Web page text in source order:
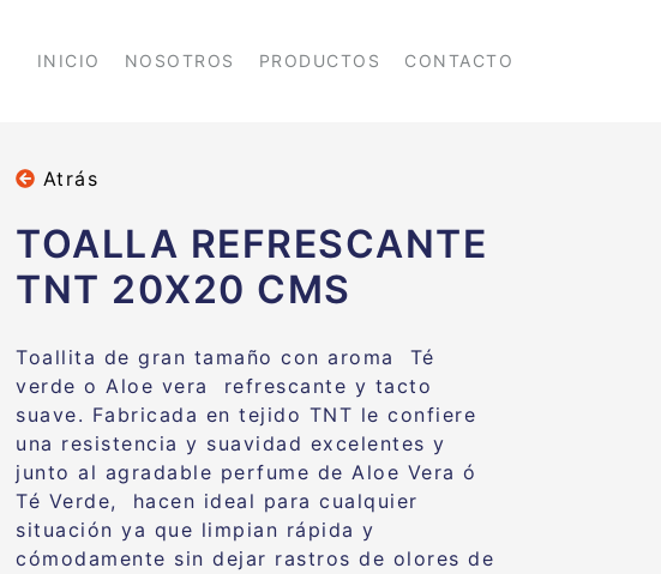
INICIO NOSOTROS PRODUCTOS CONTACTO
Atrás
TOALLA REFRESCANTE
TNT 20X20 CMS
Toallita de gran tamaño con aroma Té
verde o Aloe vera refrescante y tacto
suave. Fabricada en tejido TNT le confiere
una resistencia y suavidad excelentes y
junto al agradable perfume de Aloe Vera ó
Té Verde, hacen ideal para cualquier
situación ya que limpian rápida y
cómodamente sin dejar rastros de olores de